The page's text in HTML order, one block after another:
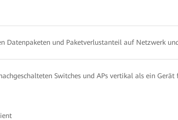
Datenpaketen und Paketverlustanteil auf Netzwerk
Switches und APs vertikal als ein Gerät